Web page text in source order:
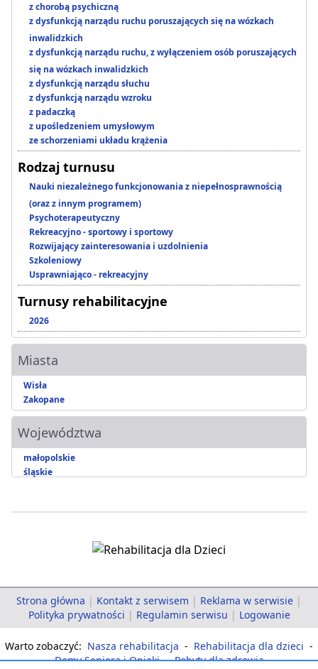
z chorobą psychiczną
z dysfunkcją narządu ruchu poruszających się na wózkach
inwalidzkich
z dysfunkcją narządu ruchu, z wyłączeniem osób poruszających
się na wózkach inwalidzkich
z dysfunkcją narządu słuchu
z dysfunkcją narządu wzroku
z padaczką
z upośledzeniem umysłowym
ze schorzeniami układu krążenia
Rodzaj turnusu
Nauki niezależnego funkcjonowania z niepełnosprawnością
(oraz z innym programem)
Psychoterapeutyczny
Rekreacyjno - sportowy i sportowy
Rozwijający zainteresowania i uzdolnienia
Szkoleniowy
Usprawniająco - rekreacyjny
Turnusy rehabilitacyjne
2026
Miasta
Wisła
Zakopane
Województwa
małopolskie
śląskie
Strona główna | Kontakt z serwisem | Reklama w serwisie |
Polityka prywatności | Regulamin serwisu | Logowanie
Warto zobaczyć: Nasza rehabilitacja - Rehabilitacja dla dzieci -
Domy Seniora i Opieki - Pobyty dla zdrowia